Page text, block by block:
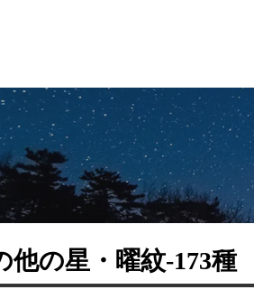
他の星・曜紋-173種